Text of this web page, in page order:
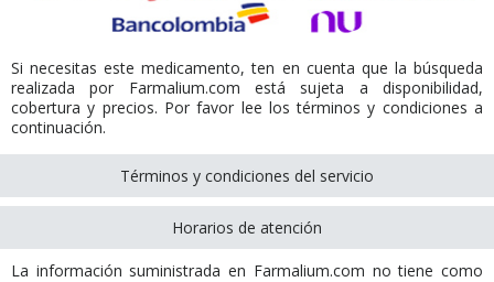
Si necesitas este medicamento, ten en cuenta que la búsqueda
realizada por Farmalium.com está sujeta a disponibilidad,
cobertura y precios. Por favor lee los términos y condiciones a
continuación.
Términos y condiciones del servicio
Horarios de atención
La información suministrada en Farmalium.com no tiene como